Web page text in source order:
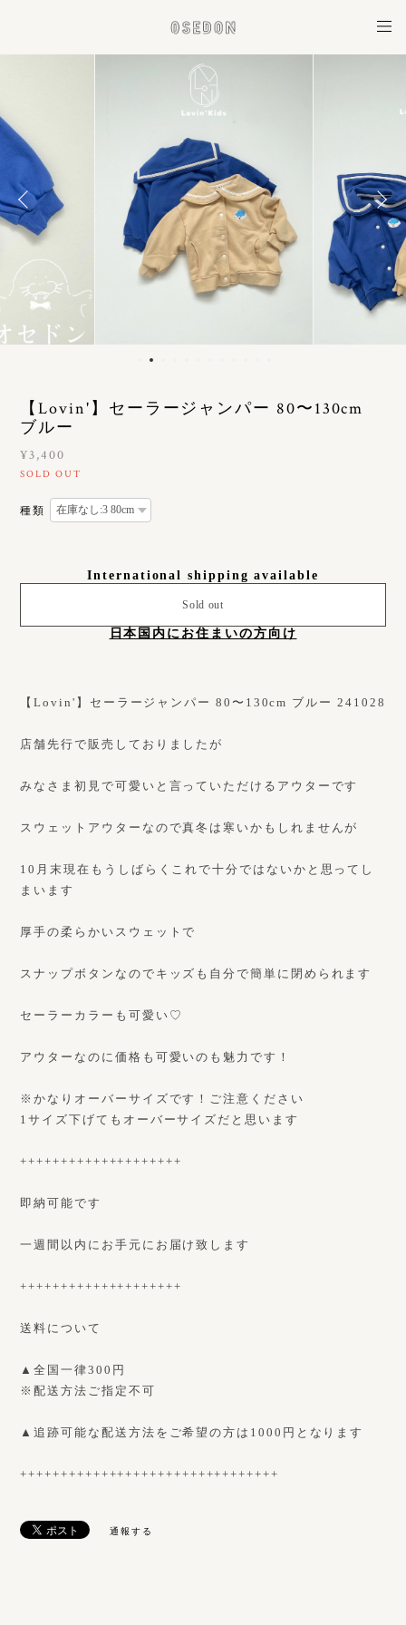
【Lovin'】セーラージャンパー 80〜130cm
ブルー
¥3,400
SOLD OUT
種類
International shipping available
Sold out
日本国内にお住まいの方向け
【Lovin'】セーラージャンパー 80〜130cm ブルー 241028
店舗先行で販売しておりましたが
みなさま初見で可愛いと言っていただけるアウターです
スウェットアウターなので真冬は寒いかもしれませんが
10月末現在もうしばらくこれで十分ではないかと思ってし
まいます
厚手の柔らかいスウェットで
スナップボタンなのでキッズも自分で簡単に閉められます
セーラーカラーも可愛い♡
アウターなのに価格も可愛いのも魅力です！
※かなりオーバーサイズです！ご注意ください
1サイズ下げてもオーバーサイズだと思います
++++++++++++++++++++
即納可能です
一週間以内にお手元にお届け致します
++++++++++++++++++++
送料について
▲全国一律300円
※配送方法ご指定不可
▲追跡可能な配送方法をご希望の方は1000円となります
++++++++++++++++++++++++++++++++
通報する